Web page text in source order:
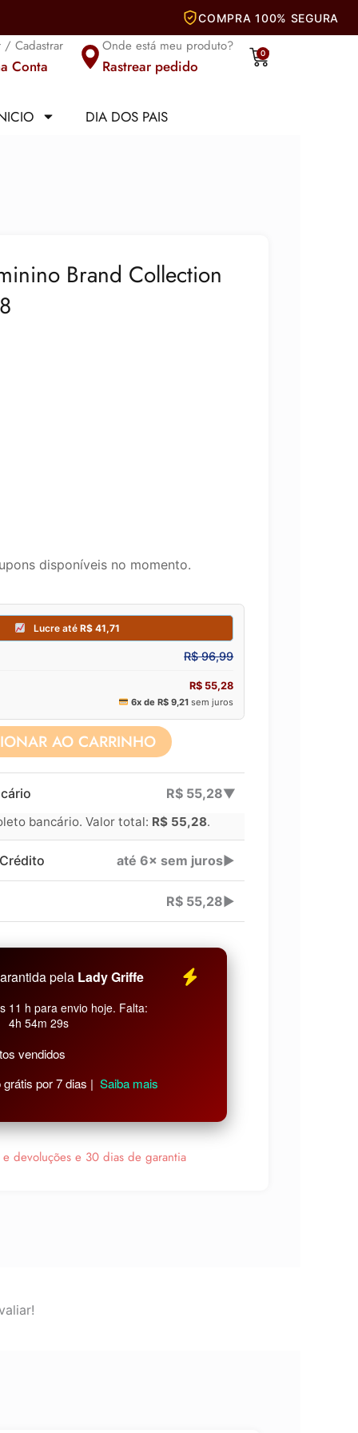
/ Cadastrar
Conta
Onde está meu produto?
Rastrear pedido
0
Carrinho
DIA DOS PAIS
Brand Collection
disponíveis no momento.
Lucre até
Revenda por
Compre por
AO CARRINHO
R$ 55,28▶
bancário. Valor total: R$ 55,28.
até 6× sem juros▶
R$ 55,28▶
pela Lady Griffe
11 h para envio hoje. Falta:
4h 54m 28s
vendidos
por 7 dias | Saiba mais
devoluções e 30 dias de garantia